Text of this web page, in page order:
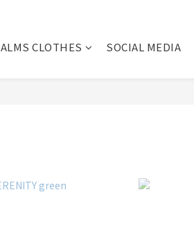
CLOTHES SOCIAL MEDIA